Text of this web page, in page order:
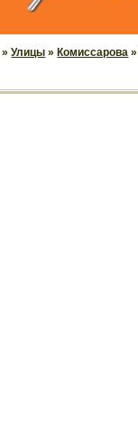
»Улицы » Комиссарова